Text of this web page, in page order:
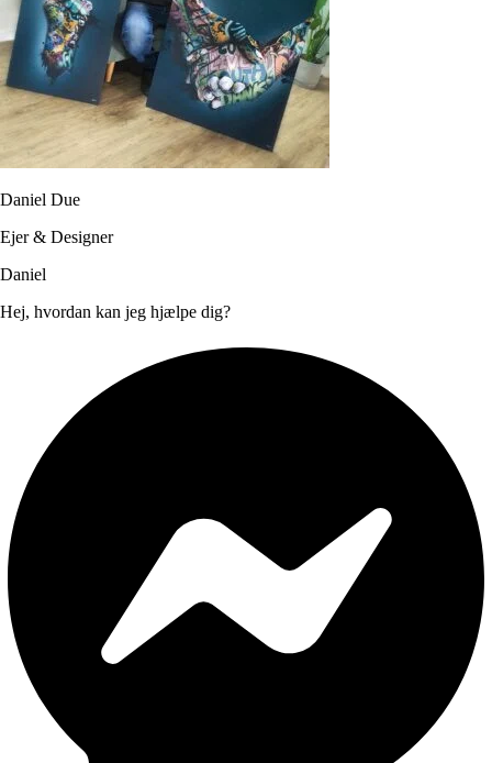
Daniel Due
Ejer & Designer
Daniel
Hej, hvordan kan jeg hjælpe dig?